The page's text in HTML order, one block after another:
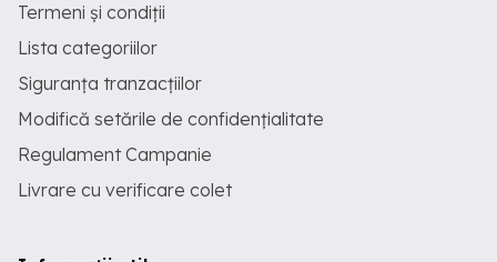
Termeni și condiții
Lista categoriilor
Siguranța tranzacțiilor
Modifică setările de confidențialitate
Regulament Campanie
Livrare cu verificare colet